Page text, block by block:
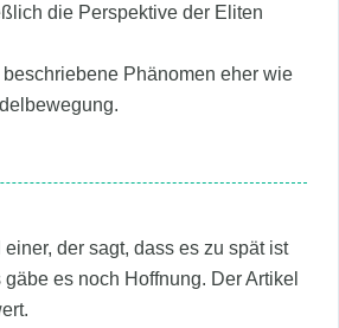
die Perspektive der Eliten
Phänomen eher wie
der sagt, dass es zu spät ist
es noch Hoffnung. Der Artikel